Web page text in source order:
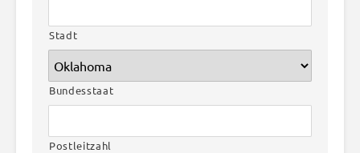
Stadt
Bundesstaat
Postleitzahl